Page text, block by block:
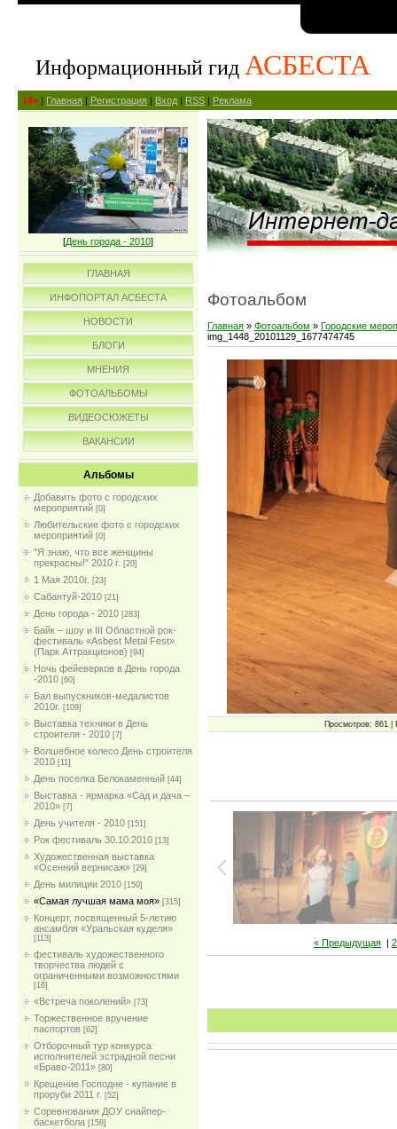
Информационный гид АСБЕСТА
14+ | Главная | Регистрация | Вход | RSS | Реклама
[День города - 2010]
ГЛАВНАЯ
ИНФОПОРТАЛ АСБЕСТА
НОВОСТИ
БЛОГИ
МНЕНИЯ
ФОТОАЛЬБОМЫ
ВИДЕОСЮЖЕТЫ
ВАКАНСИИ
Альбомы
Добавить фото с городских
мероприятий [0]
Любительские фото с городских
мероприятий [0]
"Я знаю, что все женщины
прекрасны!" 2010 г. [20]
1 Мая 2010г. [23]
Сабантуй-2010 [21]
День города - 2010 [283]
Байк – шоу и III Областной рок-
фестиваль «Asbest Metal Fest»
(Парк Аттракционов) [94]
Ночь фейеверков в День города
-2010 [60]
Бал выпускников-медалистов
2010г. [109]
Выставка техники в День
строителя - 2010 [7]
Волшебное колесо День строителя
2010 [11]
День поселка Белокаменный [44]
Выставка - ярмарка «Сад и дача –
2010» [7]
День учителя - 2010 [151]
Рок фестиваль 30.10.2010 [13]
Художественная выставка
«Осенний вернисаж» [29]
День милиции 2010 [150]
«Самая лучшая мама моя» [315]
Концерт, посвященный 5-летию
ансамбля «Уральская куделя»
[113]
фестиваль художественного
творчества людей с
ограниченными возможностями
[16]
«Встреча поколений» [73]
Торжественное вручение
паспортов [62]
Отборочный тур конкурса
исполнителей эстрадной песни
«Браво-2011» [80]
Крещение Господне - купание в
проруби 2011 г. [52]
Соревнования ДОУ снайпер-
баскетбола [158]
Фотоальбом
Главная » Фотоальбом » Городские
img_1448_20101129_1677474745
Просмотров: 861 |
« Предыдущая |